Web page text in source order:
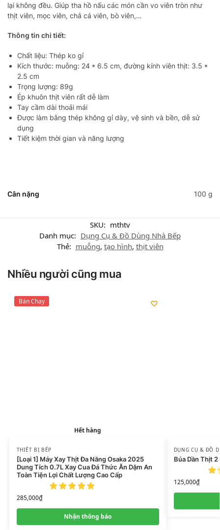
lại không đều. Giúp tha hồ nấu các món cần vo viên tròn như
thịt viên, mọc viên, chả cá viên, bò viên,…
Thông tin chi tiết:
Chất liệu: Thép ko gỉ
Kích thước: muỗng: 24 * 6.5 cm, đường kính viên thịt: 3.5 *
2.5 cm
Trọng lượng: 89g
Ép khuôn thịt viên rất dễ làm
Tay cầm dài thoải mái
Được làm bằng thép không gỉ dày, vệ sinh và bền, dễ sử
dụng
Tiết kiệm thời gian và năng lượng
Cân nặng 100 g
SKU: mthtv
Danh mục: Dụng Cụ & Đồ Dùng Nhà Bếp
Thẻ: muỗng, tạo hình, thịt viên
Nhiều người cũng mua
Bán Chạy
Hết hàng
THIẾT BỊ BẾP
[Loại 1] Máy Xay Thịt Đa Năng Osaka 2025
Dung Tích 0.7L Xay Cua Đá Thức Ăn Dặm An
Toàn Tiện Lợi Chất Lượng Cao Cấp
285,000₫
Nhận thông báo
DỤNG CỤ & ĐỒ
Búa Dần Thịt
125,000₫